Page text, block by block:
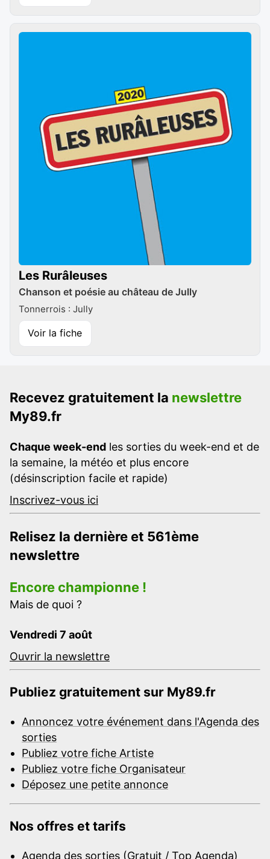
Les Rurâleuses
Chanson et poésie au château de Jully
Tonnerrois : Jully
Voir la fiche
Recevez gratuitement la newslettre
My89.fr
Chaque week-end les sorties du week-end et de
la semaine, la météo et plus encore
(désinscription facile et rapide)
Inscrivez-vous ici
Relisez la dernière et 561ème
newslettre
Encore championne !
Mais de quoi ?
Vendredi 7 août
Ouvrir la newslettre
Publiez gratuitement sur My89.fr
Annoncez votre événement dans l'Agenda des
sorties
Publiez votre fiche Artiste
Publiez votre fiche Organisateur
Déposez une petite annonce
Nos offres et tarifs
Agenda des sorties (Gratuit / Top Agenda)